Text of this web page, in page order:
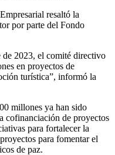
resaltó la
por parte del Fondo
de 2023, el comité directivo
en proyectos de
turística”, informó la
millones ya han sido
cofinanciación de proyectos
para fortalecer la
para fomentar el
de paz.